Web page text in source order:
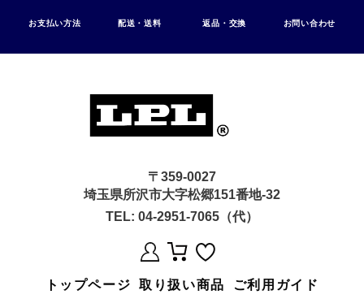
お支払い方法 配送・送料 返品・交換 お問い合わせ
〒359-0027
埼玉県所沢市大字松郷151番地-32
TEL: 04-2951-7065（代）
トップページ 取り扱い商品 ご利用ガイド